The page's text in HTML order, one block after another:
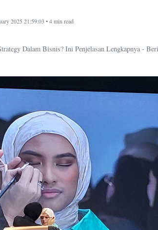
2025 21:59:03 • 4 min read
Dalam Bisnis? Ini Penjelasan Lengkapnya -